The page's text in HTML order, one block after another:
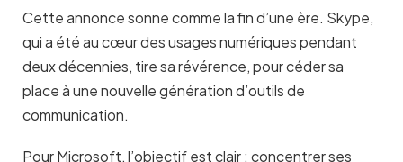
Cette annonce sonne comme la fin d’une ère. Skype,
qui a été au cœur des usages numériques pendant
deux décennies, tire sa révérence, pour céder sa
place à une nouvelle génération d’outils de
communication.
Pour Microsoft, l’objectif est clair : concentrer ses